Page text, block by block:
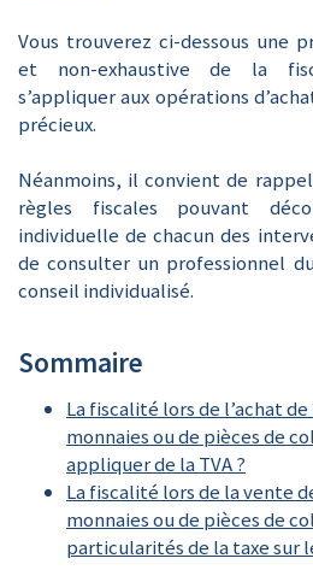
Vous trouverez ci-dessous une
et non-exhaustive de la
s’appliquer aux opérations
précieux.
Néanmoins, il convient de
règles fiscales pouvant
individuelle de chacun des
de consulter un professionnel
conseil individualisé.
Sommaire
La fiscalité lors de l’achat
monnaies ou de pièces de
appliquer de la TVA ?
La fiscalité lors de la vente
monnaies ou de pièces de
particularités de la taxe sur